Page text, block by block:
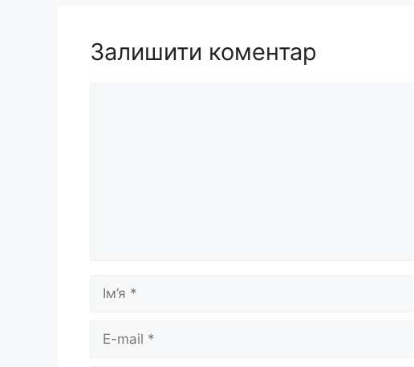
Залишити коментар
mail